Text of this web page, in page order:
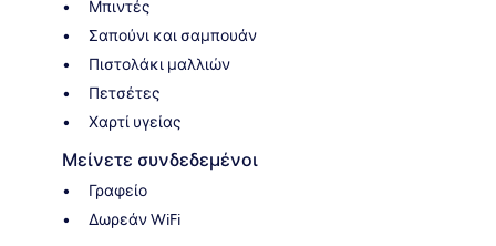
Μπιντές
Σαπούνι και σαμπουάν
Πιστολάκι μαλλιών
Πετσέτες
Χαρτί υγείας
Μείνετε συνδεδεμένοι
Γραφείο
Δωρεάν WiFi